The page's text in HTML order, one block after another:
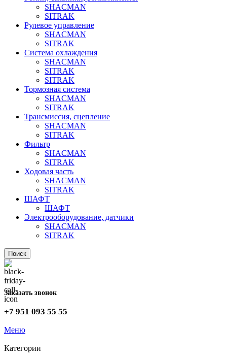
SHACMAN
SITRAK
Рулевое управление
SHACMAN
SITRAK
Система охлаждения
SHACMAN
SITRAK
SITRAK
Тормозная система
SHACMAN
SITRAK
Трансмиссия, сцепление
SHACMAN
SITRAK
Фильтр
SHACMAN
SITRAK
Ходовая часть
SHACMAN
SITRAK
ШАФТ
ШАФТ
Электрооборудование, датчики
SHACMAN
SITRAK
Поиск
Заказать звонок
+7 951 093 55 55
Меню
Категории